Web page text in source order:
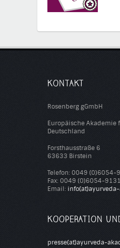
KONTAKT
Rosenberg gGmbH
Europäische Akademie
Deutschland
Forsthausstraße 6
63633 Birstein
Telefon: 0049 (0)6054-
Fax: 0049 (0)6054-
Email:
KOOPERATION
presse(at)ayurveda-